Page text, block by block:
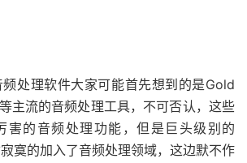
件大家可能首先想到的是Gold
主流的音频处理工具，不可否认，这些
害的音频处理功能，但是巨头级别的
寞的加入了音频处理领域，这边默不作